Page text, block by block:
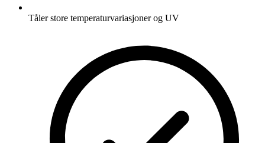
Tåler store temperaturvariasjoner og UV